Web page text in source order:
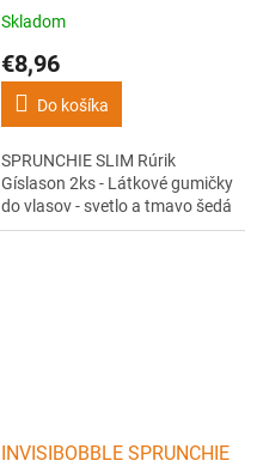
- svetlo a tmavo šedá
Skladom
€8,96
Do košíka
SPRUNCHIE SLIM Rúrik
Gíslason 2ks - Látkové gumičky
do vlasov - svetlo a tmavo šedá
INVISIBOBBLE SPRUNCHIE